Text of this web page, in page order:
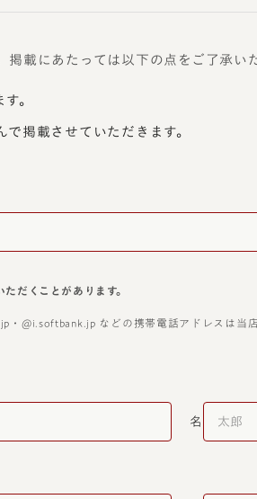
載にあたっては以下の点をご了承い
。
掲載させていただきます。
だくことがあります。
・@i.softbank.jp などの携帯電話アドレスは当
名